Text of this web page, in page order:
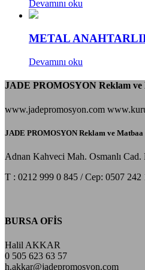
Devamını oku
METAL
Devamını oku
JADE PROMOSYON Reklam ve
www.jadepromosyon.com
JADE PROMOSYON Reklam ve Matbaa
Adnan Kahveci Mah. Osmanlı
T : 0212 999 0 845 / Cep: 0507 242
BURSA OFİS
Halil AKKAR
0 505 623 63 57
h.akkar@jadepromosyon.com